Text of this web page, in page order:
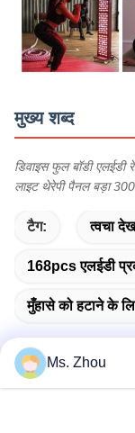
मुख्य शब्द
डिवाइस फुल बॉडी
लाइट थेरेपी पैनल बड़ा
टैग: त्वचा
168pcs एलईडी
मुँहासे को हटाने के
Ms. Zhou